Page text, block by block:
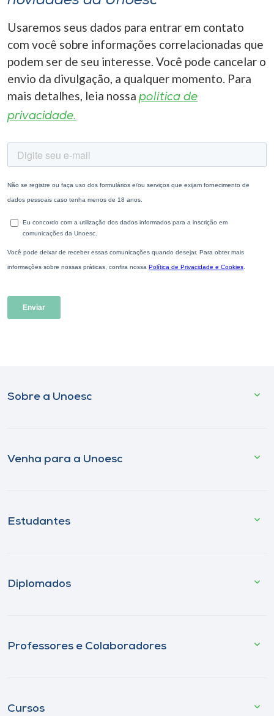
Usaremos seus dados para entrar em contato
com você sobre informações correlacionadas que
podem ser de seu interesse. Você pode cancelar o
envio da divulgação, a qualquer momento. Para
mais detalhes, leia nossa política de
privacidade.
Sobre a Unoesc
Venha para a Unoesc
Estudantes
Diplomados
Professores e Colaboradores
Cursos